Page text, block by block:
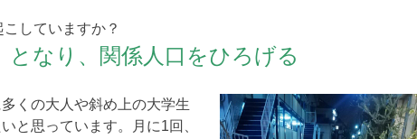
していますか？
となり、関係人口をひろげる
くの大人や斜め上の大学生
と思っています。月に1回、